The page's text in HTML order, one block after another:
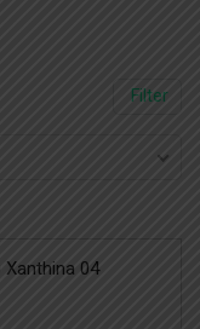
Filter
Xanthina 04